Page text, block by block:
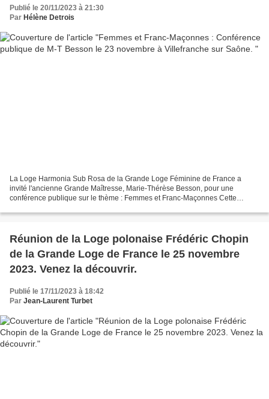
Publié le 20/11/2023 à 21:30
Par Hélène Detrois
La Loge Harmonia Sub Rosa de la Grande Loge Féminine de France a
invité l'ancienne Grande Maîtresse, Marie-Thérèse Besson, pour une
conférence publique sur le thème : Femmes et Franc-Maçonnes Cette
Réunion de la Loge polonaise Frédéric Chopin
de la Grande Loge de France le 25 novembre
2023. Venez la découvrir.
Publié le 17/11/2023 à 18:42
Par Jean-Laurent Turbet